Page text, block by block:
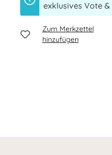
exklusives Vote
Zum Merkzettel
hinzufügen